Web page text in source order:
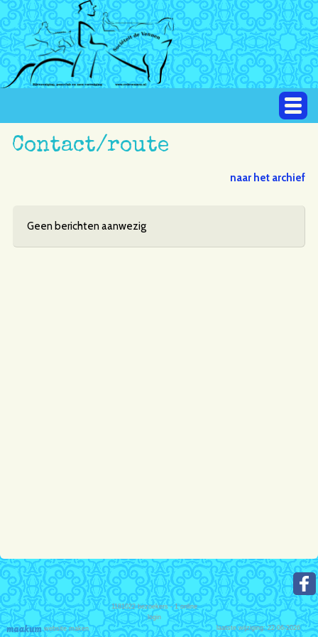
Contact/route
naar het archief
Geen berichten aanwezig
website maken
1181022bezoekers - 1 online
login
laatste wijziging: 22-06-2026